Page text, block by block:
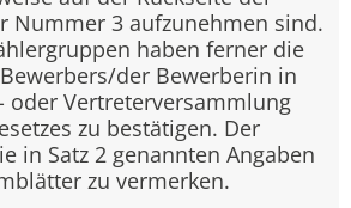
Nummer 3 aufzunehmen sind.
haben ferner die
der Bewerberin in
oder Vertreterversammlung
zu bestätigen. Der
in Satz 2 genannten Angaben
zu vermerken.